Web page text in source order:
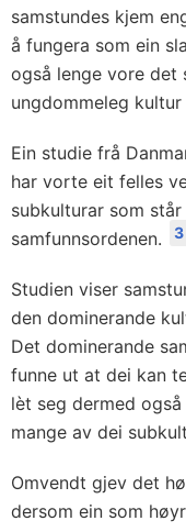
samstundes kjem
å fungera som ein
også lenge vore det
ungdommeleg
Ein studie frå
har vorte eit felles
subkulturar som
samfunnsordenen.
3
Studien viser
den dominerande
Det dominerande
funne ut at dei kan
lèt seg dermed
mange av dei
Omvendt gjev det
dersom ein som